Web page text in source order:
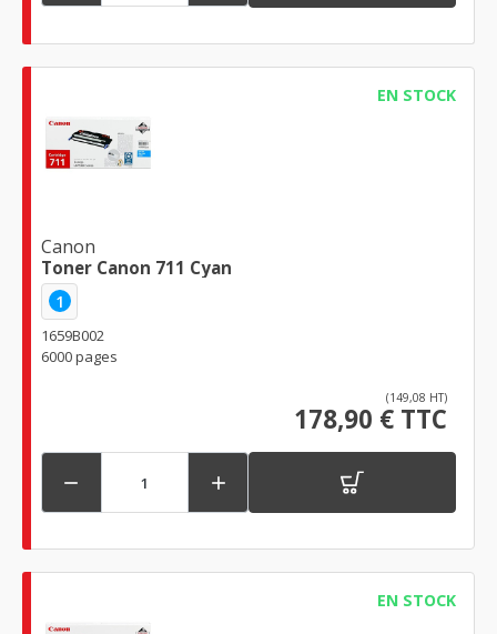
EN STOCK
Canon
Toner Canon 711 Cyan
1
1659B002
6000 pages
(149,08 HT)
178,90 € TTC
 
EN STOCK